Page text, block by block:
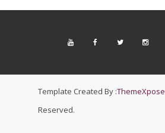
Template Created By :ThemeXpose
Reserved.